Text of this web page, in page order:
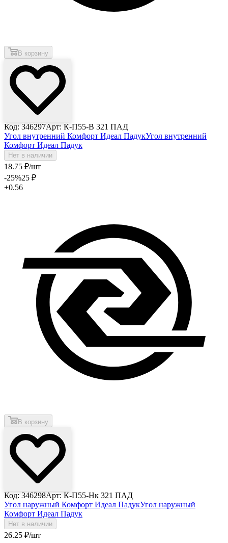
В корзину
Код: 346297Арт: К-П55-В 321 ПАД
Угол внутренний Комфорт Идеал ПадукУгол внутренний
Комфорт Идеал Падук
Нет в наличии
18.75 ₽/шт
-25%25 ₽
+0.56
В корзину
Код: 346298Арт: К-П55-Нк 321 ПАД
Угол наружный Комфорт Идеал ПадукУгол наружный
Комфорт Идеал Падук
Нет в наличии
26.25 ₽/шт